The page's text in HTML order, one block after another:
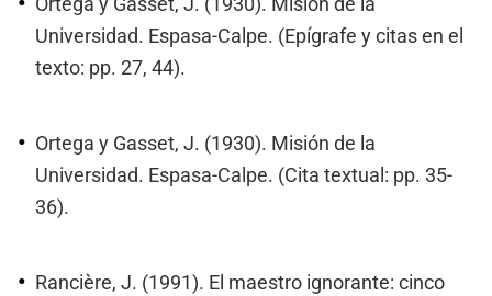
Universidad. Espasa-Calpe. (Epígrafe y citas en el
texto: pp. 27, 44).
Ortega y Gasset, J. (1930). Misión de la
Universidad. Espasa-Calpe. (Cita textual: pp. 35-
36).
Rancière, J. (1991). El maestro ignorante: cinco